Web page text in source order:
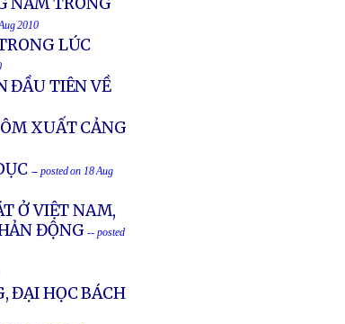
2010
LÚC
ĐẦU TIÊN VỀ
XUẤT CẢNG
-- posted on 18 Aug
Ở VIỆT NAM,
ĐỘNG -- posted
ĐẠI HỌC BÁCH